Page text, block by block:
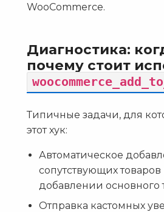
WooCommerce.
Диагностика:
почему стоит
Типичные задачи, для
этот хук:
Автоматическое
сопутствующих
добавлении основного
Отправка кастомных